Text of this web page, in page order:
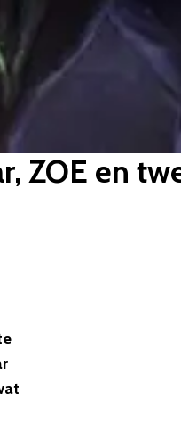
ZOE en